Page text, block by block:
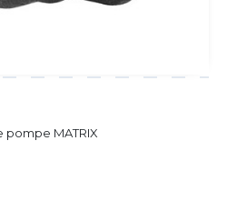
pompe MATRIX